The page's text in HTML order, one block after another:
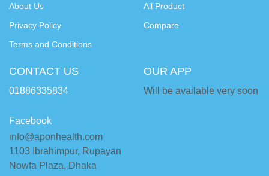
About Us
Privacy Policy
Terms and Conditions
All Product
Compare
CONTACT US
01886335834
Facebook
info@aponhealth.com
1103 Ibrahimpur, Rupayan
Nowfa Plaza, Dhaka
OUR APP
Will be available very soon